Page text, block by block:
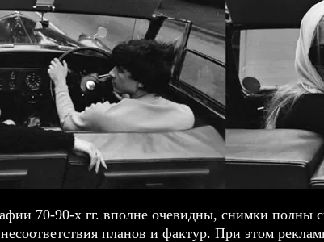
70-90-х гг. вполне очевидны, снимки полны
планов и фактур. При этом